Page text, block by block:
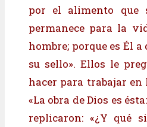
por el alimento que
permanece para la
hombre; porque es Él
su sello». Ellos le
hacer para trabajar en
«La obra de Dios es
replicaron: «¿Y qué